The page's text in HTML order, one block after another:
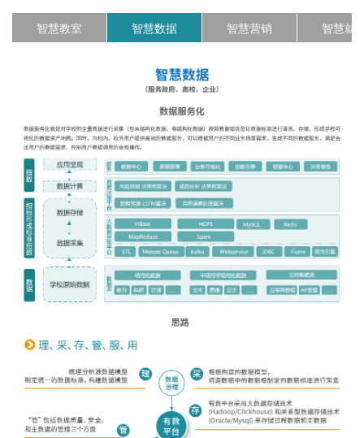
智慧教室 智慧数据 智慧营销 智慧就